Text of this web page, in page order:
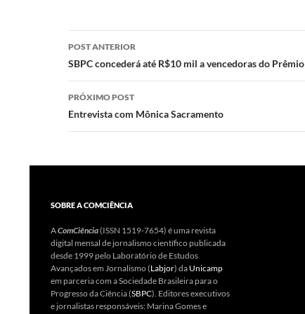
d
o
n
b
o
o
k
s
A
p
p
Navegação
de
posts
POST ANTERIOR
SBPC concederá até R$10 mil a vencedoras do
PRÓXIMO POST
Entrevista com Mônica Sacramento
SOBRE A COMCIÊNCIA
AComCiência(ISSN 1519-7654) é uma revista
digital mensal de jornalismo científico publicada
desde 1999 pelo Laboratório de Estudos
Avançados em Jornalismo (Labjor) da Unicamp
em parceria com a Sociedade Brasileira para o
Progresso da Ciência (SBPC). Editores executivos
e jornalistas responsáveis: Marina Gomes e